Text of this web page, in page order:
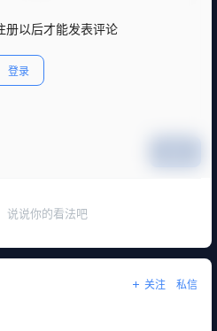
册以后才能发表评论
登录
说说你的看法吧
关注 私信